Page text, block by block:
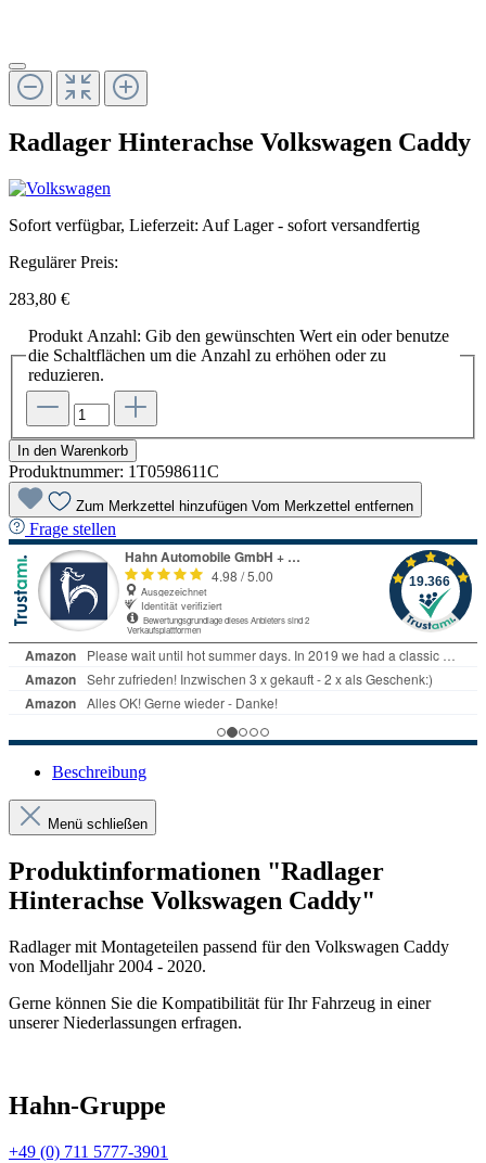
Radlager Hinterachse Volkswagen Caddy
Sofort verfügbar, Lieferzeit: Auf Lager - sofort versandfertig
Regulärer Preis:
283,80 €
Produkt Anzahl: Gib den gewünschten Wert ein oder benutze
die Schaltflächen um die Anzahl zu erhöhen oder zu
reduzieren.
In den Warenkorb
Produktnummer: 1T0598611C
Zum Merkzettel hinzufügen Vom Merkzettel entfernen
Frage stellen
Beschreibung
Menü schließen
Produktinformationen "Radlager
Hinterachse Volkswagen Caddy"
Radlager mit Montageteilen passend für den Volkswagen Caddy
von Modelljahr 2004 - 2020.
Gerne können Sie die Kompatibilität für Ihr Fahrzeug in einer
unserer Niederlassungen erfragen.
Hahn-Gruppe
+49 (0) 711 5777-3901